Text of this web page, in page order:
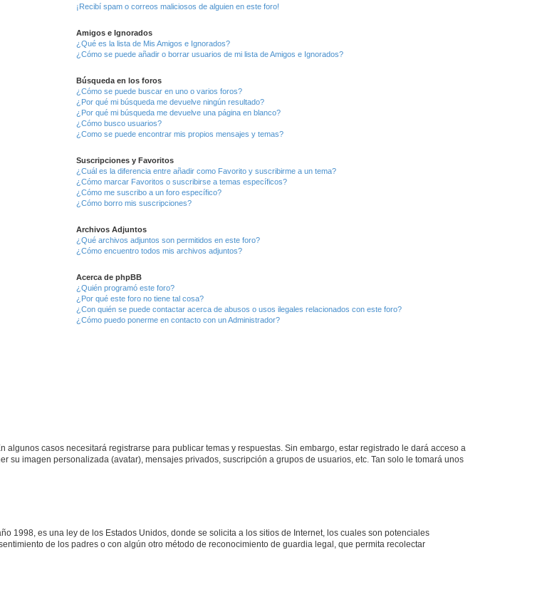
¡Recibí spam o correos maliciosos de alguien en este foro!
Amigos e Ignorados
¿Qué es la lista de Mis Amigos e Ignorados?
¿Cómo se puede añadir o borrar usuarios de mi lista de Amigos e Ignorados?
Búsqueda en los foros
¿Cómo se puede buscar en uno o varios foros?
¿Por qué mi búsqueda me devuelve ningún resultado?
¿Por qué mi búsqueda me devuelve una página en blanco?
¿Cómo busco usuarios?
¿Como se puede encontrar mis propios mensajes y temas?
Suscripciones y Favoritos
¿Cuál es la diferencia entre añadir como Favorito y suscribirme a un tema?
¿Cómo marcar Favoritos o suscribirse a temas específicos?
¿Cómo me suscribo a un foro específico?
¿Cómo borro mis suscripciones?
Archivos Adjuntos
¿Qué archivos adjuntos son permitidos en este foro?
¿Cómo encuentro todos mis archivos adjuntos?
Acerca de phpBB
¿Quién programó este foro?
¿Por qué este foro no tiene tal cosa?
¿Con quién se puede contactar acerca de abusos o usos ilegales relacionados con este foro?
¿Cómo puedo ponerme en contacto con un Administrador?
casos necesitará registrarse para publicar temas y respuestas. Sin embargo, estar registrado le dará acceso a
su imagen personalizada (avatar), mensajes privados, suscripción a grupos de usuarios, etc. Tan solo le tomará unos
1998, es una ley de los Estados Unidos, donde se solicita a los sitios de Internet, los cuales son potenciales
de los padres o con algún otro método de reconocimiento de guardia legal, que permita recolectar